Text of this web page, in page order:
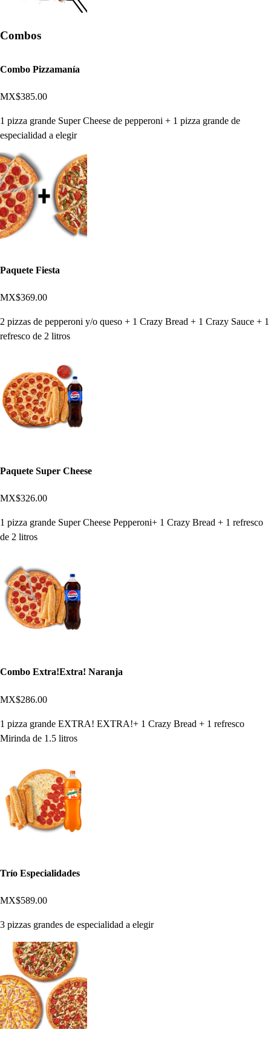
Combos
Combo Pizzamanía
MX$385.00
1 pizza grande Super Cheese de pepperoni + 1 pizza grande de
especialidad a elegir
Paquete Fiesta
MX$369.00
2 pizzas de pepperoni y/o queso + 1 Crazy Bread + 1 Crazy Sauce + 1
refresco de 2 litros
Paquete Super Cheese
MX$326.00
1 pizza grande Super Cheese Pepperoni+ 1 Crazy Bread + 1 refresco
de 2 litros
Combo Extra!Extra! Naranja
MX$286.00
1 pizza grande EXTRA! EXTRA!+ 1 Crazy Bread + 1 refresco
Mirinda de 1.5 litros
Trío Especialidades
MX$589.00
3 pizzas grandes de especialidad a elegir